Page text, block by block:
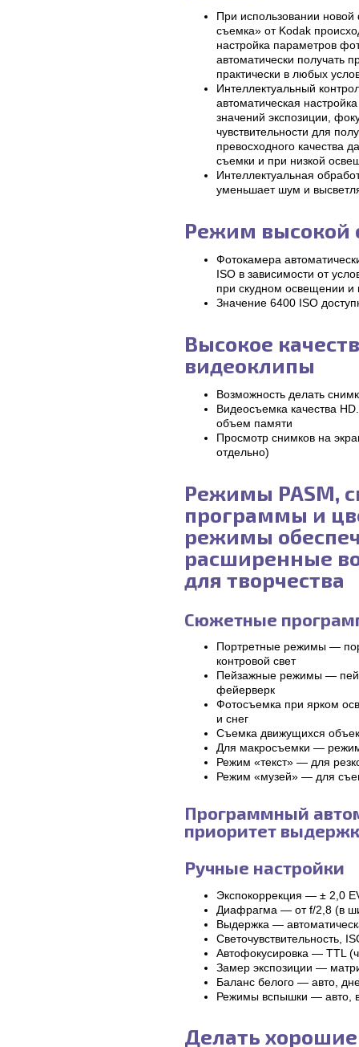
При использовании
съемка» от Kodak
настройка параметров
автоматически получать
практически в любых
Интеллектуальный
автоматическая
значений экспозиции,
чувствительности для
превосходного качества
съемки и при низкой
Интеллектуальная
уменьшает шум и
Режим высокой
Фотокамера
ISO в зависимости от
при скудном освещении и
Значение 6400 ISO
Высокое
видеоклипы
Возможность делать
Видеосъемка качества
объем памяти
Просмотр снимков на
отдельно)
Режимы PASM,
программы и
режимы
расширенные
для творчества
Сюжетные
Портретные режимы —
контровой свет
Пейзажные режимы —
фейерверк
Фотосъемка при ярком
и снег
Съемка движущихся
Для макросъемки —
Режим «текст» — для
Режим «музей» — для
Программный
приоритет
Ручные настройки
Экспокоррекция — ± 2,0
Диафрагма — от f/2,8 (в
Выдержка —
Светочувствительность,
Автофокусировка — TTL
Замер экспозиции —
Баланс белого — авто,
Режимы вспышки — авто,
Делать